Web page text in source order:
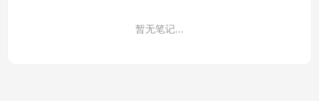
暂无笔记...